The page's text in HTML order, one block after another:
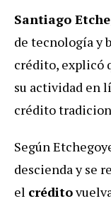
Santiago
de tecnología y
crédito, explicó
su actividad en
crédito
Según
descienda y se
el crédito